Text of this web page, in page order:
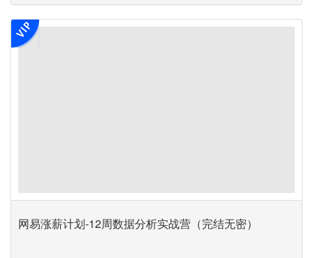
网易涨薪计划-12周数据分析实战营（完结无密）